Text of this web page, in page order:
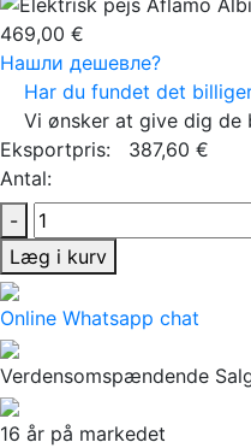
469,00 €
Нашли дешевле?
Har du fundet det
Vi ønsker at give dig de
Eksportpris:
387,60 €
Antal:
-
Læg i kurv
Online Whatsapp chat
Verdensomspændende
16 år på markedet